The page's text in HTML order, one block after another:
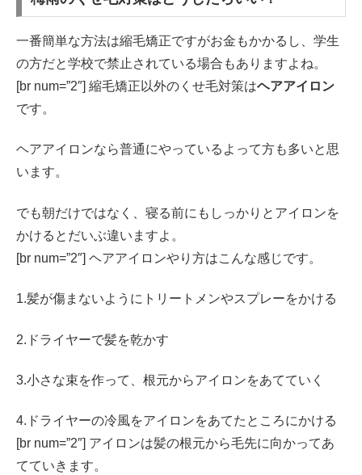
一番簡単な方法は縮毛矯正ですがお金もかかるし、学生
の方だと学校で禁止されている場合もありますよね。
[br num=”2″] 縮毛矯正以外のくせ毛対策はヘアアイロン
です。
ヘアアイロンなら普通にやっているよって方も多いと思
います。
でも朝だけではなく、寝る前にもしっかりとアイロンを
かけるとだいぶ違いますよ。
[br num=”2″] ヘアアイロンやり方はこんな感じです。
1.髪が傷まないようにトリートメンやスプレーをかける
2.ドライヤーで髪を乾かす
3.小さな束を作って、根元からアイロンをあてていく
4.ドライヤーの冷風をアイロンをあてたところにかける
[br num=”2″] アイロンは髪の根元から毛先に向かってあ
てていきます。